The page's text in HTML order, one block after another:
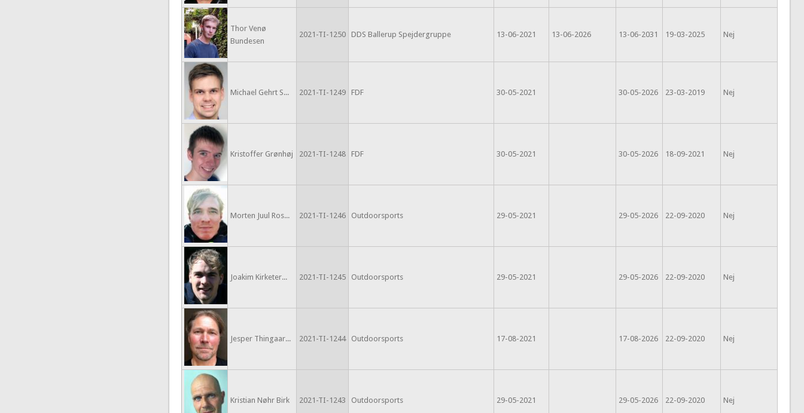
Thor Venø
Bundesen
2021-TI-1250 DDS Ballerup Spejdergruppe 13-06-2021 13-06-2026 13-06-2031 19-03-2025 Nej
Michael Gehrt S... 2021-TI-1249 FDF 30-05-2021 30-05-2026 23-03-2019 Nej
Kristoffer Grønhøj 2021-TI-1248 FDF 30-05-2021 30-05-2026 18-09-2021 Nej
Morten Juul Ros... 2021-TI-1246 Outdoorsports 29-05-2021 29-05-2026 22-09-2020 Nej
Joakim Kirketer... 2021-TI-1245 Outdoorsports 29-05-2021 29-05-2026 22-09-2020 Nej
Jesper Thingaar... 2021-TI-1244 Outdoorsports 17-08-2021 17-08-2026 22-09-2020 Nej
Kristian Nøhr Birk 2021-TI-1243 Outdoorsports 29-05-2021 29-05-2026 22-09-2020 Nej